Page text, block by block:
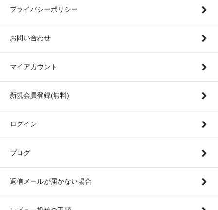
プライバシーポリシー
お問い合わせ
マイアカウント
新規会員登録(無料)
ログイン
ブログ
返信メールが届かない場合